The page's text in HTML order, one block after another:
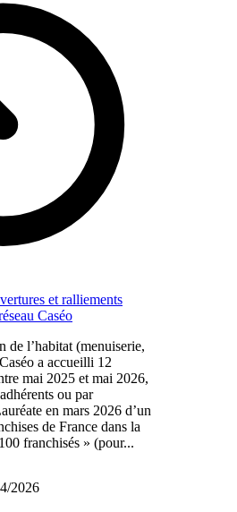
et ralliements
Caséo
de l’habitat (menuiserie,
a accueilli 12
mai 2025 et mai 2026,
ou par
en mars 2026 d’un
de France dans la
franchisés » (pour...
2026